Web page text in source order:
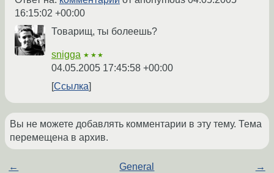
16:15:02 +00:00
Товарищ, ты болеешь?
snigga ★★★
04.05.2005 17:45:58 +00:00
Ссылка
Вы не можете добавлять комментарии в эту тему. Тема
перемещена в архив.
← General →